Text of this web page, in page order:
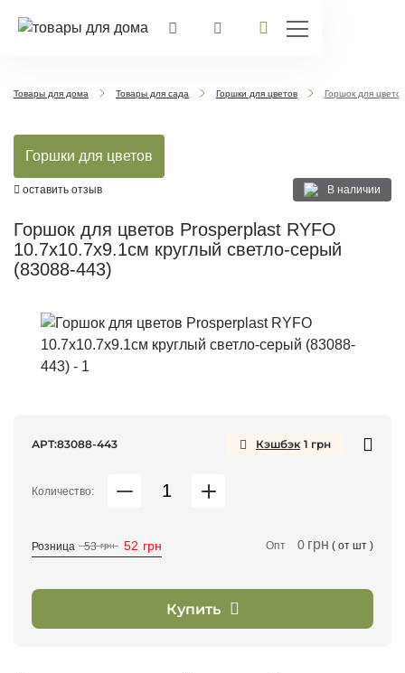
Товары для дома Товары для сада Горшки для цветов Горшок для
Горшки для цветов
Горшок для цветов Prosperplast RYFO
10.7х10.7х9.1см круглый светло-серый
(83088-443)
оставить отзыв В наличии
АРТ:83088-443 Кэшбэк 1 грн
Количество:
Розница 53 грн 52 грн Опт 0 грн ( от шт )
Купить